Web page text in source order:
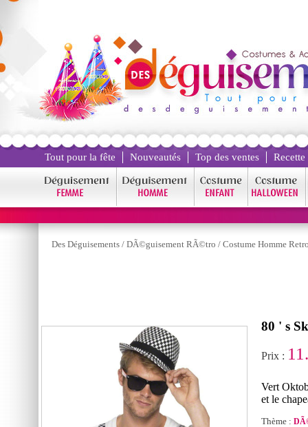
Tout pour la fête Nouveautés Top des ventes
Des Déguisements / DÃ©guisement RÃ©tro / Costume Homme
80 ' s
Prix :
Vert
et le
Thème :